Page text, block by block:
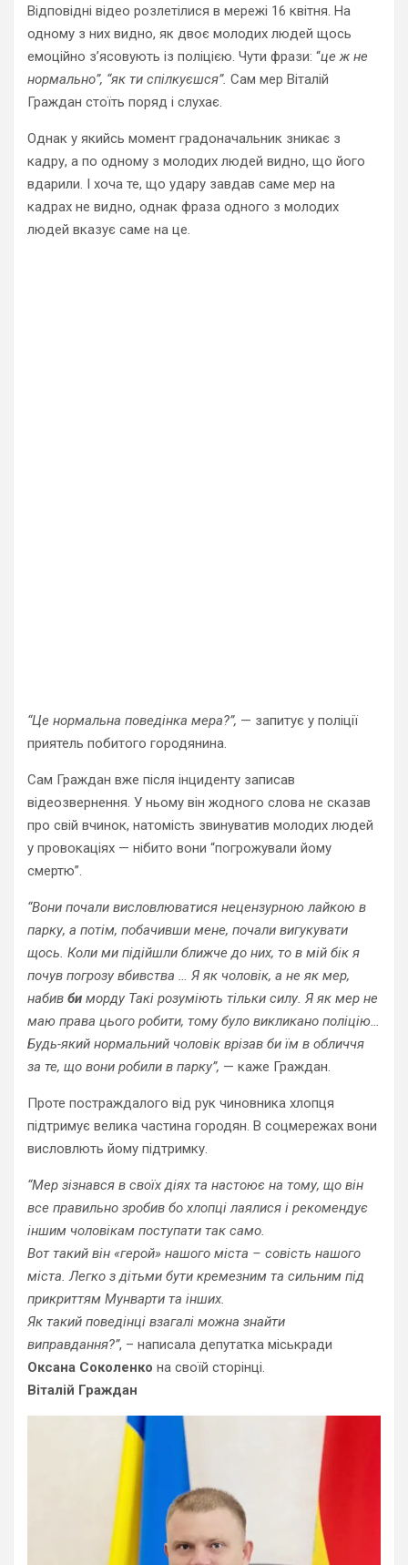
Відповідні відео розлетілися в мережі 16 квітня. На
одному з них видно, як двоє молодих людей щось
емоційно з’ясовують із поліцією. Чути фрази: “це ж не
нормально”, “як ти спілкуєшся”. Сам мер Віталій
Граждан стоїть поряд і слухає.
Однак у якийсь момент градоначальник зникає з
кадру, а по одному з молодих людей видно, що його
вдарили. І хоча те, що удару завдав саме мер на
кадрах не видно, однак фраза одного з молодих
людей вказує саме на це.
“Це нормальна поведінка мера?”, — запитує у поліції
приятель побитого городянина.
Сам Граждан вже після інциденту записав
відеозвернення. У ньому він жодного слова не сказав
про свій вчинок, натомість звинуватив молодих людей
у провокаціях — нібито вони “погрожували йому
смертю”.
“Вони почали висловлюватися нецензурною лайкою в
парку, а потім, побачивши мене, почали вигукувати
щось. Коли ми підійшли ближче до них, то в мій бік я
почув погрозу вбивства … Я як чоловік, а не як мер,
набив би морду Такі розуміють тільки силу. Я як мер не
маю права цього робити, тому було викликано поліцію…
Будь-який нормальний чоловік врізав би їм в обличчя
за те, що вони робили в парку”, — каже Граждан.
Проте постраждалого від рук чиновника хлопця
підтримує велика частина городян. В соцмережах вони
висловлють йому підтримку.
“Мер зізнався в своїх діях та настоює на тому, що він
все правильно зробив бо хлопці лаялися і рекомендує
іншим чоловікам поступати так само.
Вот такий він «герой» нашого міста – совість нашого
міста. Легко з дітьми бути кремезним та сильним під
прикриттям Мунварти та інших.
Як такий поведінці взагалі можна знайти
виправдання?”, – написала депутатка міськради
Оксана Соколенко на своїй сторінці.
Віталій Граждан